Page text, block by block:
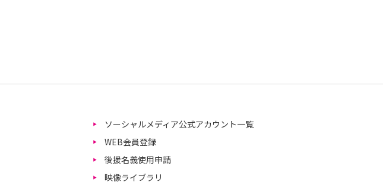
ソーシャルメディア公式アカウント一覧
WEB会員登録
後援名義使用申請
映像ライブラリ